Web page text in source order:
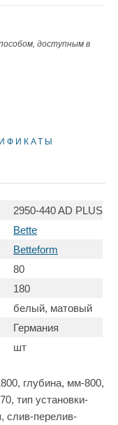
доступным в
2950-440 AD PLUS
Bette
Betteform
80
180
белый, матовый
Германия
шт
глубина, мм-800,
тип установки-
слив-перелив-